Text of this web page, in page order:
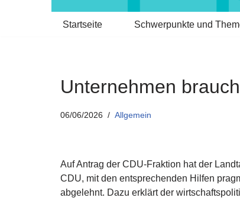
Startseite Schwerpunkte und
Unternehmen
06/06/2026 Allgemein
Auf Antrag der CDU-Fraktion hat der
CDU, mit den entsprechenden Hilfen
abgelehnt. Dazu erklärt der